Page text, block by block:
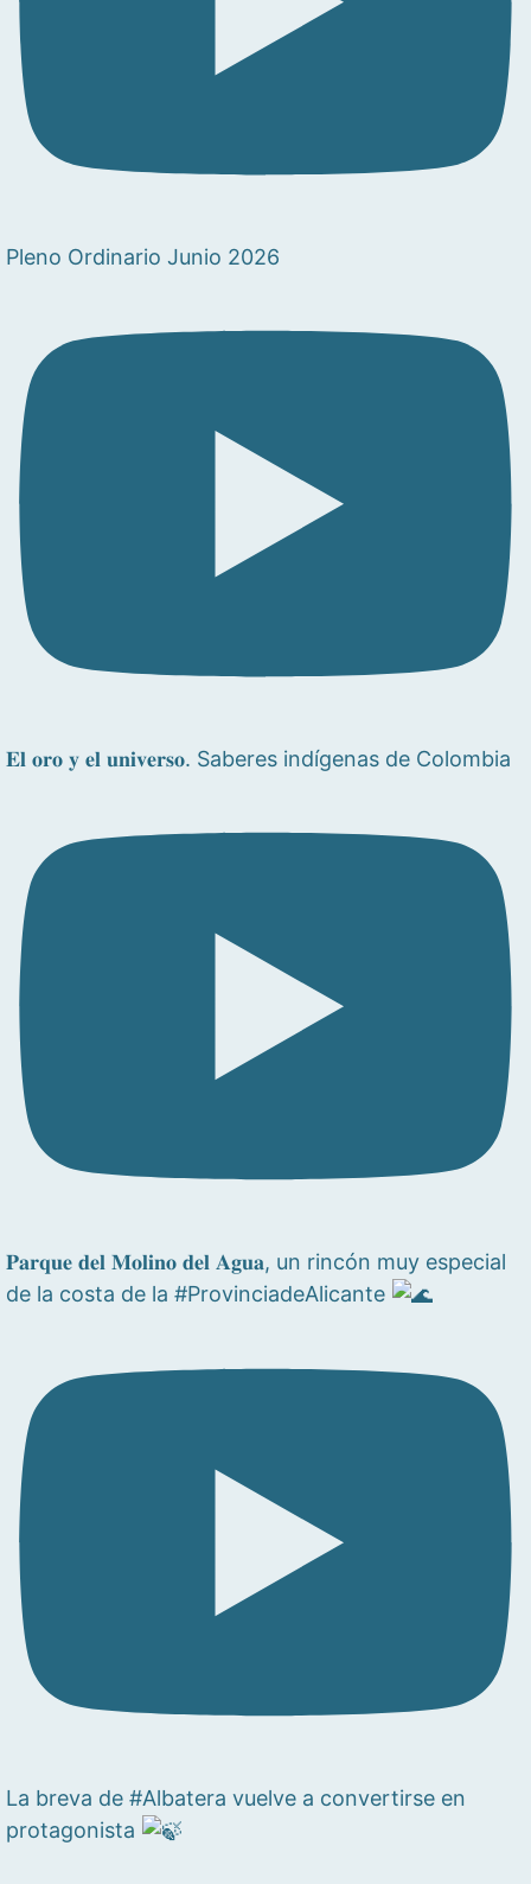
Pleno Ordinario Junio 2026
𝐄𝐥 𝐨𝐫𝐨 𝐲 𝐞𝐥 𝐮𝐧𝐢𝐯𝐞𝐫𝐬𝐨. Saberes indígenas de Colombia
𝐏𝐚𝐫𝐪𝐮𝐞 𝐝𝐞𝐥 𝐌𝐨𝐥𝐢𝐧𝐨 𝐝𝐞𝐥 𝐀𝐠𝐮𝐚, un rincón muy especial
de la costa de la #ProvinciadeAlicante
La breva de #Albatera vuelve a convertirse en
protagonista